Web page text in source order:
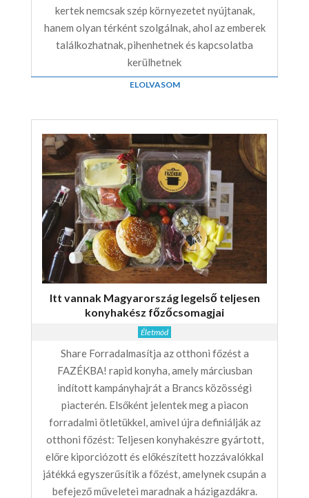
kertek nemcsak szép környezetet nyújtanak,
hanem olyan térként szolgálnak, ahol az emberek
találkozhatnak, pihenhetnek és kapcsolatba
kerülhetnek
ELOLVASOM
Itt vannak Magyarország legelső teljesen
konyhakész főzőcsomagjai
Életmód
Share Forradalmasítja az otthoni főzést a
FAZÉKBA! rapid konyha, amely márciusban
indított kampányhajrát a Brancs közösségi
piacterén. Elsőként jelentek meg a piacon
forradalmi ötletükkel, amivel újra definiálják az
otthoni főzést: Teljesen konyhakészre gyártott,
előre kiporciózott és előkészített hozzávalókkal
játékká egyszerűsítik a főzést, amelynek csupán a
befejező műveletei maradnak a házigazdákra.